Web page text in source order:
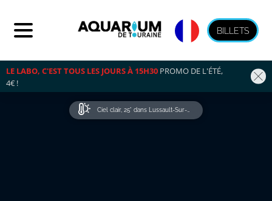
BILLETS
LE LABO, C'EST TOUS LES JOURS À 15H30 PROMO DE L'ÉTÉ,
4€ !
Ciel clair, 25° dans Lussault-Sur-Loire